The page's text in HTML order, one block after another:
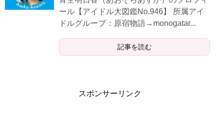
ール【アイドル大図鑑No.946】 所属アイ
ドルグループ：原宿物語→monogatar...
記事を読む
スポンサーリンク